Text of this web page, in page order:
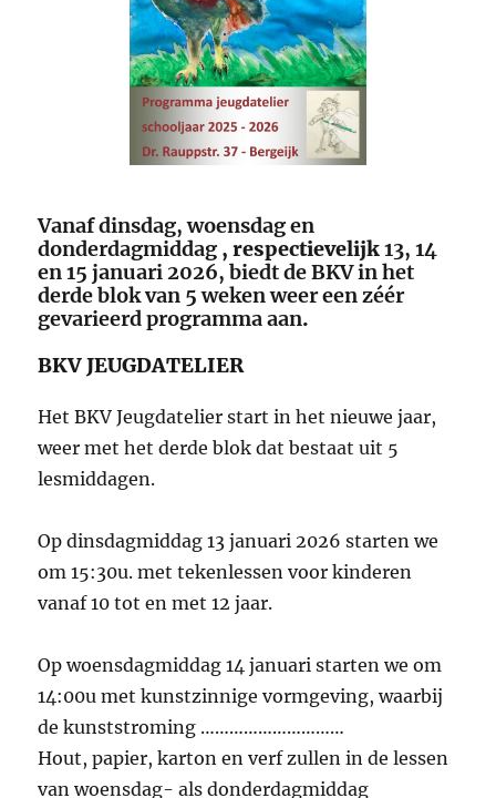
Vanaf dinsdag, woensdag en
donderdagmiddag , respectievelijk13, 14
en 15 januari 2026, biedt de BKV in het
derde blok van 5 weken weer een zéér
gevarieerd programma aan.
BKV JEUGDATELIER
Het BKV Jeugdatelier start in het nieuwe jaar,
weer met het derde blok dat bestaat uit 5
lesmiddagen.
Op dinsdagmiddag 13 januari 2026 starten we
om 15:30u. met tekenlessen voor kinderen
vanaf 10 tot en met 12 jaar.
Op woensdagmiddag 14 januari starten we om
14:00u met kunstzinnige vormgeving, waarbij
de kunststroming …………………………
Hout, papier, karton en verf zullen in de lessen
van woensdag- als donderdagmiddag